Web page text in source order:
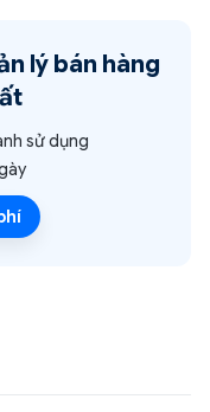
lý bán hàng
sử dụng